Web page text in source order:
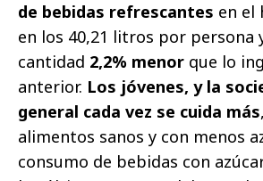
de bebidas refrescantes en el
en los 40,21 litros por persona
cantidad 2,2% menor que lo
anterior. Los jóvenes, y la
general cada vez se cuida más
alimentos sanos y con menos
consumo de bebidas con